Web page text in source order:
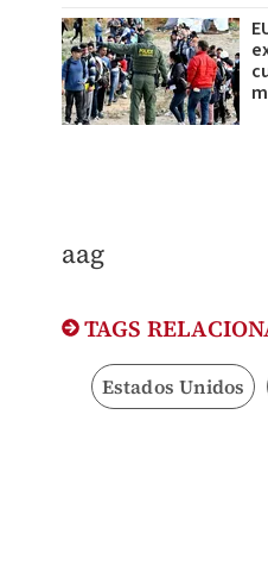
aag
TAGS
Estados Unidos